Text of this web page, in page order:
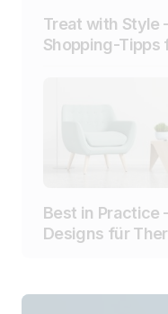
Treat with Style
Shopping-Tipps
Best in Practice
Designs für